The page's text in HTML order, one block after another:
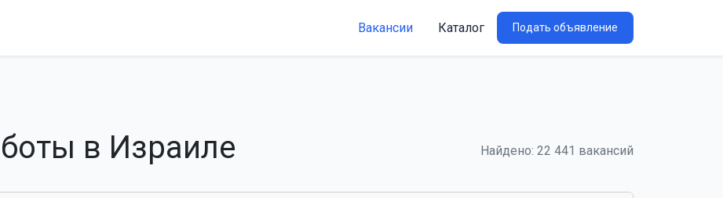
Вакансии Каталог Подать объявление
в Израиле Найдено: 22 441 вакансий